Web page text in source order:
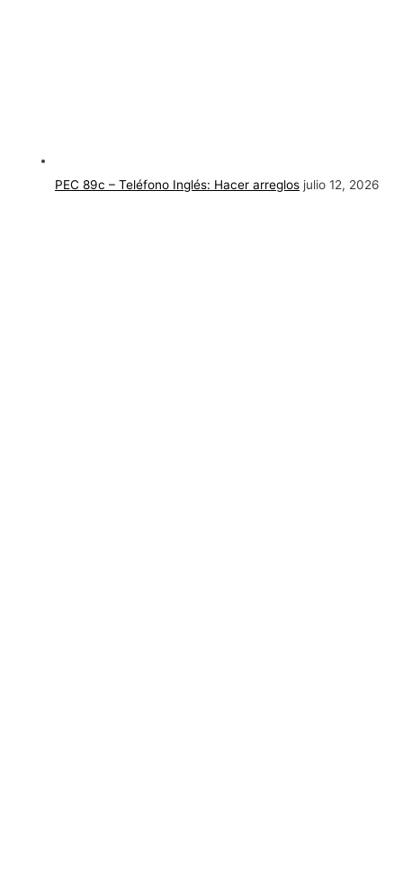
PEC 89c – Teléfono Inglés: Hacer arreglos julio 12, 2026